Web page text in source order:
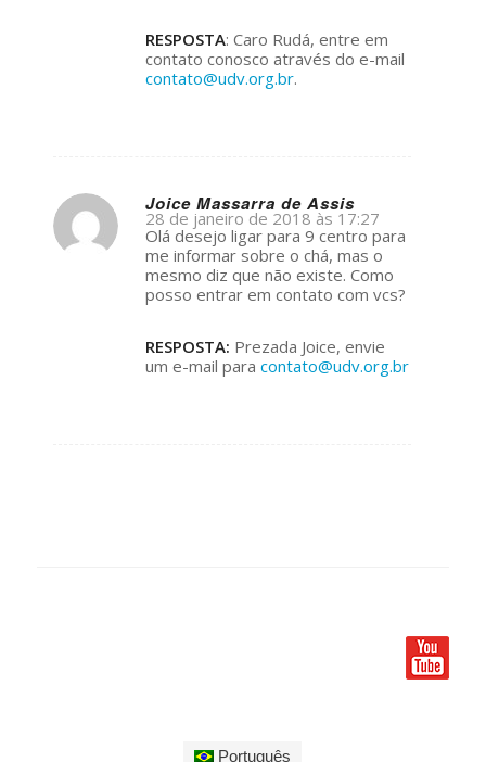
RESPOSTA: Caro Rudá, entre em
contato conosco através do e-mail
contato@udv.org.br.
Joice Massarra de Assis
s
ays:
28 de janeiro de 2018 às 17:27
Olá desejo ligar para 9 centro para
me informar sobre o chá, mas o
mesmo diz que não existe. Como
posso entrar em contato com vcs?
RESPOSTA: Prezada Joice, envie
um e-mail para contato@udv.org.br
Português